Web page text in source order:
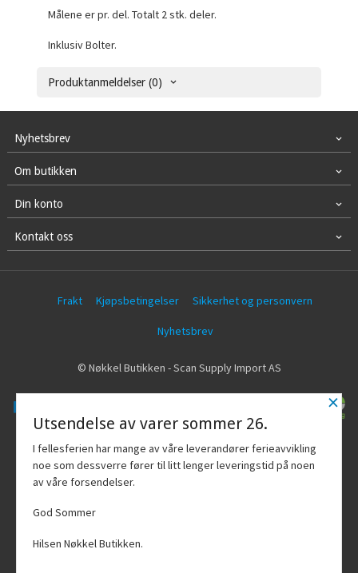
Målene er pr. del. Totalt 2 stk. deler.
Inklusiv Bolter.
Produktanmeldelser (0)
Nyhetsbrev
Om butikken
Din konto
Kontakt oss
Frakt Kjøpsbetingelser Sikkerhet og personvern
Nyhetsbrev
© Nøkkel Butikken - Scan Supply Import AS
Vår nettbutikk bruker cookies slik at du
får en bedre kjøpsopplevelse og vi kan
yte deg bedre service. Vi bruker cookies
hovedsaklig til å lagre
×
Utsendelse av varer sommer 26.
I fellesferien har mange av våre leverandører ferieavvikling
noe som dessverre fører til litt lenger leveringstid på noen
av våre forsendelser.
God Sommer
Hilsen Nøkkel Butikken.